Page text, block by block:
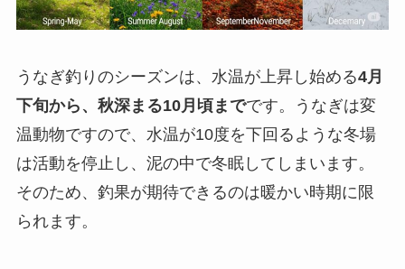
うなぎ釣りのシーズンは、水温が上昇し始める4月
下旬から、秋深まる10月頃までです。うなぎは変
温動物ですので、水温が10度を下回るような冬場
は活動を停止し、泥の中で冬眠してしまいます。
そのため、釣果が期待できるのは暖かい時期に限
られます。